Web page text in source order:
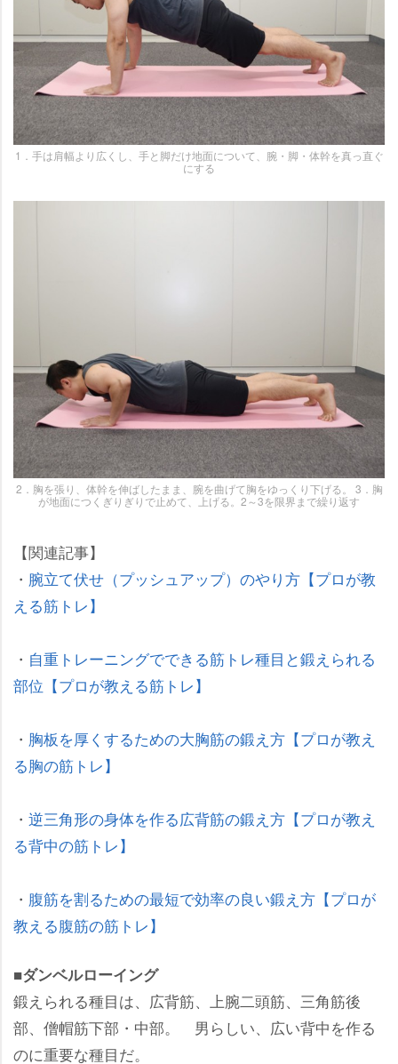
1．手は肩幅より広くし、手と脚だけ地面について、腕・脚・体幹を真っ直ぐ
にする
2．胸を張り、体幹を伸ばしたまま、腕を曲げて胸をゆっくり下げる。 3．胸
が地面につくぎりぎりで止めて、上げる。2～3を限界まで繰り返す
【関連記事】
・ 腕立て伏せ（プッシュアップ）のやり方【プロが教
える筋トレ】
・ 自重トレーニングでできる筋トレ種目と鍛えられる
部位【プロが教える筋トレ】
・ 胸板を厚くするための大胸筋の鍛え方【プロが教え
る胸の筋トレ】
・ 逆三角形の身体を作る広背筋の鍛え方【プロが教え
る背中の筋トレ】
・ 腹筋を割るための最短で効率の良い鍛え方【プロが
教える腹筋の筋トレ】
■ダンベルローイング
鍛えられる種目は、広背筋、上腕二頭筋、三角筋後
部、僧帽筋下部・中部。 男らしい、広い背中を作る
のに重要な種目だ。